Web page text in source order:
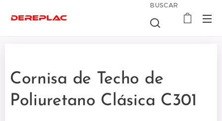
BUSCAR
Cornisa de Techo de
Poliuretano Clásica C301